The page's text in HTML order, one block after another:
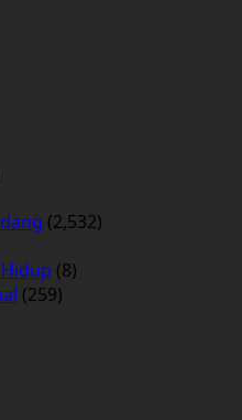
(2,532)
(8)
(259)